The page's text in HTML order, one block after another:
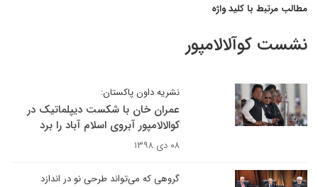
مطالب مرتبط با کلید واژه
نشست کوآلالامپور
نشریه داون پاکستان:
عمران خان با شکست دیپلماتیک در
کوالالامپور آبروی اسلام آباد را برد
۰۸ دی ۱۳۹۸
گروهی که می‌تواند طرحی نو در اندازد